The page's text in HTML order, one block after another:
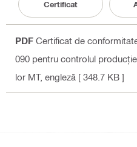
Certificat
PDF Certificat de
090 pentru controlul
lor MT, engleză [ 348.7 KB ]